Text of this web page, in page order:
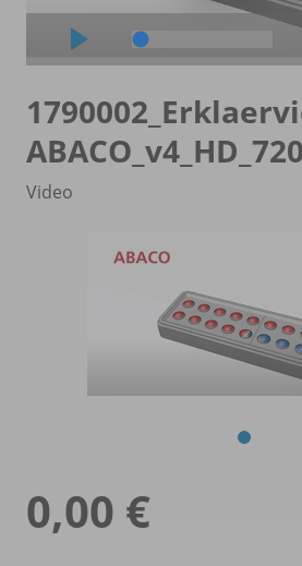
1790002_
ABACO_ v4_ HD_
Video
0,00 €